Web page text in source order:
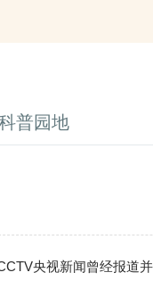
普园地
央视新闻曾经报道并